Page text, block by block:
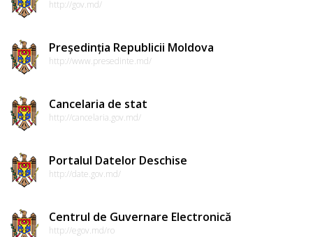
http://gov.md/
Președinția Republicii Moldova
http://www.presedinte.md/
Cancelaria de stat
http://cancelaria.gov.md/
Portalul Datelor Deschise
http://date.gov.md/
Centrul de Guvernare Electronică
http://egov.md/ro